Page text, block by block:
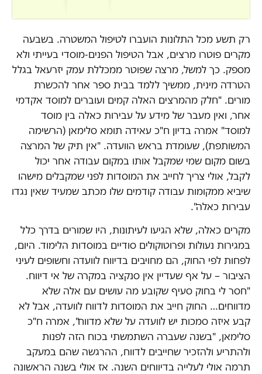
רק תשע מכל התלונות הועברו לטיפול המשטרה. בשבעה
מקרים פוטרו מרצים, אבל הטיפול הפנים-מוסדי בעייתי ולא
מספק. כך למשל, מרצה שפוטר ממכללת עמק יזרעאל בגלל
הטרדה מינית, ממשיך ללמד בבית ספר אחר להכשרת
מורים. "חלק מהמרצים האלה קמים ועוברים למוסד אקדמי
אחר, ואין מעבר של מידע על עבירות כאלה בין מוסד
למוסד" אמרה בדיון ח"כ עאידה תומא סלימאן (הרשימה
המשותפת), שעומדת בראש הוועדה. "אין תיק של המרצה
בשום מקום שמי שמקבל אותו במקום עבודה אחר יכול
לקבל, אולי צריך לחייב את המוסדות לפני שמקבלים מישהו
שיביא ממקומות עבודה קודמים שלו מכתב שמעיד שאין נגדו
עבירות כאלה".
מקרים כאלה, שלא הגיעו לעיתונות, היו שמורים בדרך כלל
במגירות נעולות ופרוטוקולים סודיים במוסדות הלימוד. היום,
לפחות לפי החוק, הם מחויבים בדיווח לוועדה וחשופים לעיני
הציבור – על אף שעדיין אין סנקציה במקרה של אי דיווח.
"חסר לי בחוק סעיף שקובע מה עושים עם אלה שלא
מדווחים… החוק חייב את המוסדות לדווח לוועדה, אבל לא
קבע איזה סמכות יש לוועדה על שלא מדווח", אמרה ח"כ
סלימאן, "בשנה שעברה השתמשתי בכוח הזה לפנות
ולהתריע ולהזכיר שחייבים לדווח, ההרגשה שהם במעקב
תרמה אולי לעלייה בדיווחים השנה. אז אולי בשנה הראשונה